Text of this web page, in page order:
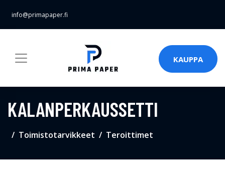
info@primapaper.fi
KAUPPA
KALANPERKAUSSETTI
Toimistotarvikkeet Teroittimet